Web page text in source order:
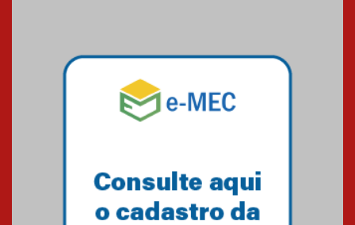
Mackenzie mobiliza campanha
solidária para apoiar famílias em
Minas Gerais
Primeiro culto do ano ressalta o
27.02.2026